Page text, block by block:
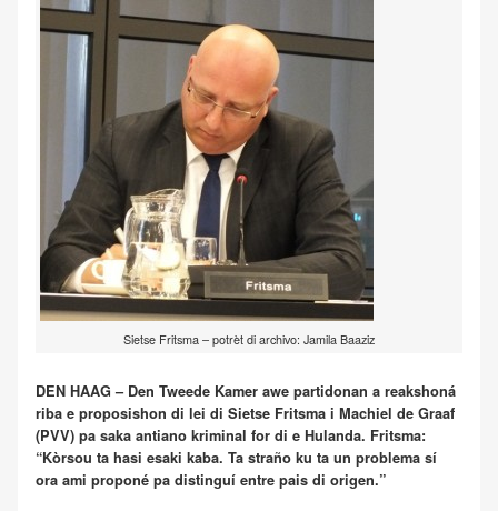
Sietse Fritsma – potrèt di archivo: Jamila Baaziz
DEN HAAG – Den Tweede Kamer awe partidonan a reakshoná
riba e proposishon di lei di Sietse Fritsma i Machiel de Graaf
(PVV) pa saka antiano kriminal for di e Hulanda. Fritsma:
“Kòrsou ta hasi esaki kaba. Ta straño ku ta un problema sí
ora ami proponé pa distinguí entre pais di origen.”